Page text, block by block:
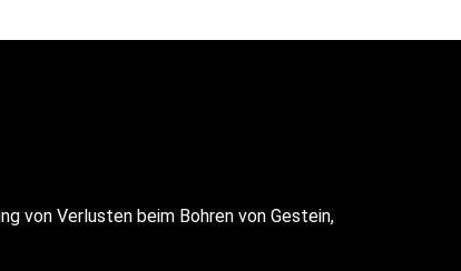
von Verlusten beim Bohren von Gestein,